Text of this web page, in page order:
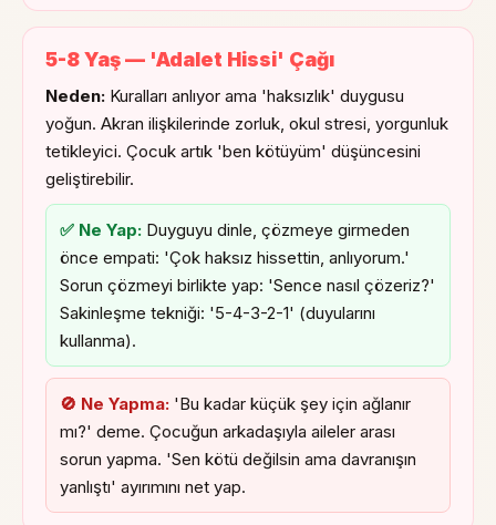
5-8 Yaş — 'Adalet Hissi' Çağı
Neden: Kuralları anlıyor ama 'haksızlık' duygusu
yoğun. Akran ilişkilerinde zorluk, okul stresi, yorgunluk
tetikleyici. Çocuk artık 'ben kötüyüm' düşüncesini
geliştirebilir.
✅ Ne Yap: Duyguyu dinle, çözmeye girmeden
önce empati: 'Çok haksız hissettin, anlıyorum.'
Sorun çözmeyi birlikte yap: 'Sence nasıl çözeriz?'
Sakinleşme tekniği: '5-4-3-2-1' (duyularını
kullanma).
🚫 Ne Yapma: 'Bu kadar küçük şey için ağlanır
mı?' deme. Çocuğun arkadaşıyla aileler arası
sorun yapma. 'Sen kötü değilsin ama davranışın
yanlıştı' ayırımını net yap.